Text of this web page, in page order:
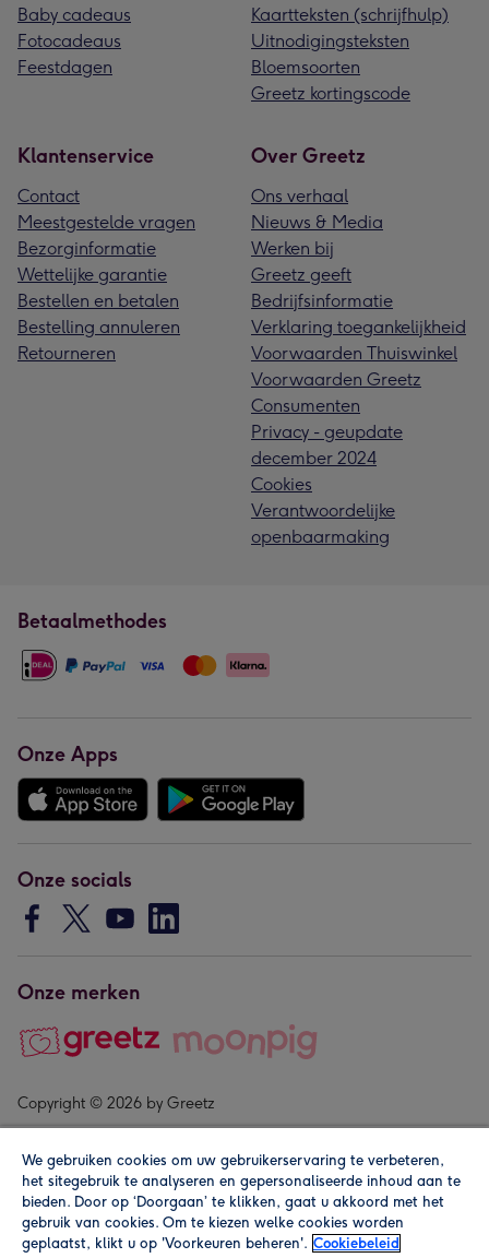
Baby cadeaus
Fotocadeaus
Feestdagen
Kaartteksten (schrijfhulp)
Uitnodigingsteksten
Bloemsoorten
Greetz kortingscode
Klantenservice
Contact
Meestgestelde vragen
Bezorginformatie
Wettelijke garantie
Bestellen en betalen
Bestelling annuleren
Retourneren
Over Greetz
Ons verhaal
Nieuws & Media
Werken bij
Greetz geeft
Bedrijfsinformatie
Verklaring toegankelijkheid
Voorwaarden Thuiswinkel
Voorwaarden Greetz
Consumenten
Privacy - geupdate
december 2024
Cookies
Verantwoordelijke
openbaarmaking
Betaalmethodes
Onze Apps
Onze socials
Onze merken
Copyright © 2026 by Greetz
Alle prijzen zijn inclusief btw en andere heffingen. Lees de
We gebruiken cookies om uw gebruikerservaring te verbeteren,
het sitegebruik te analyseren en gepersonaliseerde inhoud aan te
bieden. Door op ‘Doorgaan’ te klikken, gaat u akkoord met het
gebruik van cookies. Om te kiezen welke cookies worden
geplaatst, klikt u op 'Voorkeuren beheren'. Cookiebeleid